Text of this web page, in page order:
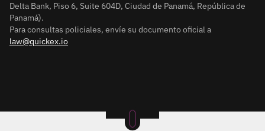
Delta Bank, Piso 6, Suite 604D, Ciudad de Panamá, República de
Panamá).
Para consultas policiales, envíe su documento oficial a
law@quickex.io